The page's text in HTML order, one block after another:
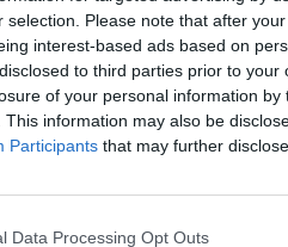
selection. Please note that after
interest-based ads based on
to third parties prior to
of your personal information by
This information may also be
Participants that may further
Data Processing Opt Outs